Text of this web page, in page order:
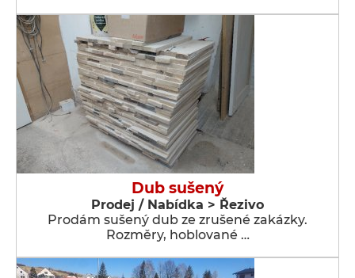
Dub sušený
Prodej / Nabídka > Řezivo
Prodám sušený dub ze zrušené zakázky.
Rozměry, hoblované …